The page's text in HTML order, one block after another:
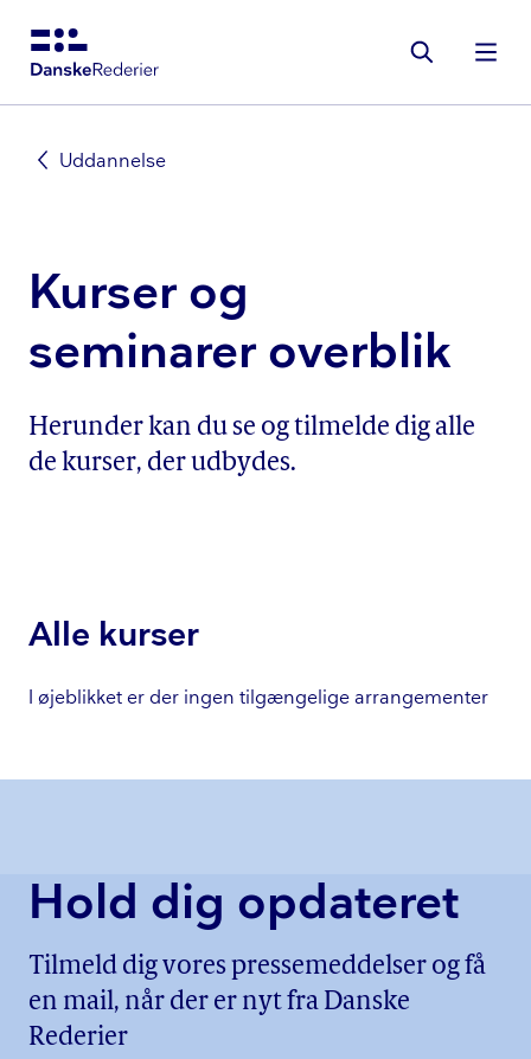
Gå
Uddannelse
Kurser og
seminarer overblik
Herunder kan du se og tilmelde dig alle
de kurser, der udbydes.
Alle kurser
I øjeblikket er der ingen tilgængelige arrangementer
Hold dig opdateret
Tilmeld dig vores pressemeddelser og få
en mail, når der er nyt fra Danske
Rederier